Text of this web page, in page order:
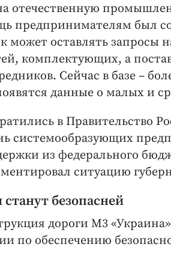
отечественную
предпринимателям был
может оставлять
комплектующих, а
Сейчас в базе –
данные о малых и
в Правительство
системообразующих
из федерального
ситуацию
станут безопасней
дороги М3
по обеспечению